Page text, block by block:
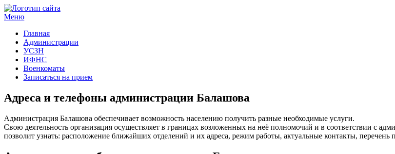
Меню
Главная
Администрации
УСЗН
ИФНС
Военкоматы
Записаться на прием
Адреса и телефоны администрации Балашова
Администрация Балашова обеспечивает возможность населению получить разные необходимые услуги.
Свою деятельность организация осуществляет в границах возложенных на неё полномочий и в соответствии с
позволит узнать: расположение ближайших отделений и их адреса, режим работы, актуальные контакты, перечень